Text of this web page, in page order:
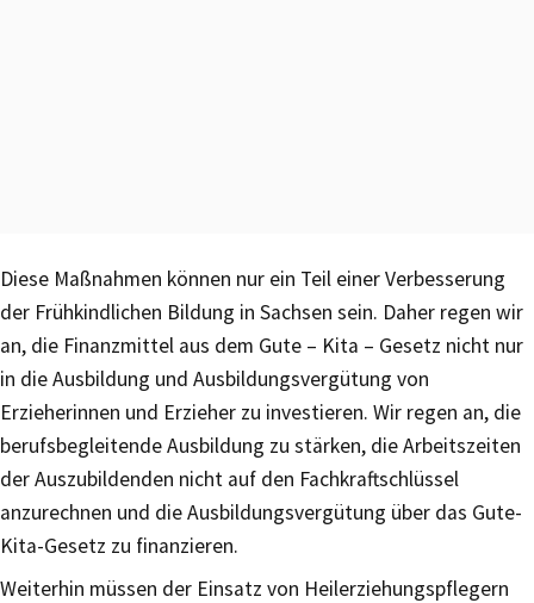
Diese Maßnahmen können nur ein Teil einer Verbesserung
der Frühkindlichen Bildung in Sachsen sein. Daher regen wir
an, die Finanzmittel aus dem Gute – Kita – Gesetz nicht nur
in die Ausbildung und Ausbildungsvergütung von
Erzieherinnen und Erzieher zu investieren. Wir regen an, die
berufsbegleitende Ausbildung zu stärken, die Arbeitszeiten
der Auszubildenden nicht auf den Fachkraftschlüssel
anzurechnen und die Ausbildungsvergütung über das Gute-
Kita-Gesetz zu finanzieren.
Weiterhin müssen der Einsatz von Heilerziehungspflegern